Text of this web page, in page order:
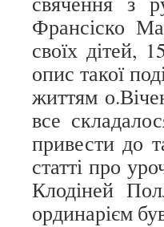
Франсіско
своїх дітей,
опис такої
життям
все
привести до
статті про
Клодіней
ординарієм